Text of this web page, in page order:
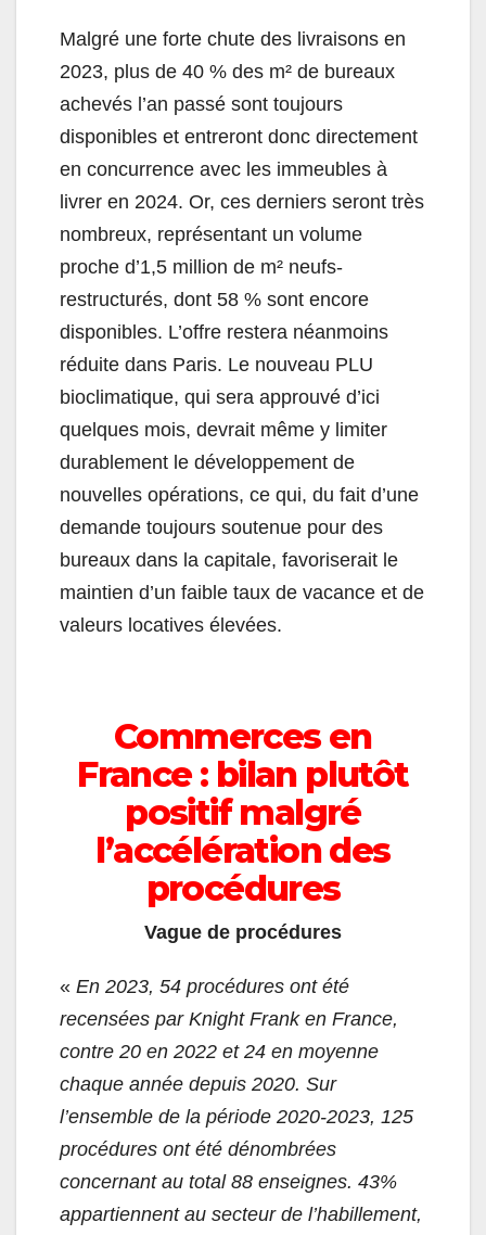
Malgré une forte chute des livraisons en
2023, plus de 40 % des m² de bureaux
achevés l’an passé sont toujours
disponibles et entreront donc directement
en concurrence avec les immeubles à
livrer en 2024. Or, ces derniers seront très
nombreux, représentant un volume
proche d’1,5 million de m² neufs-
restructurés, dont 58 % sont encore
disponibles. L’offre restera néanmoins
réduite dans Paris. Le nouveau PLU
bioclimatique, qui sera approuvé d’ici
quelques mois, devrait même y limiter
durablement le développement de
nouvelles opérations, ce qui, du fait d’une
demande toujours soutenue pour des
bureaux dans la capitale, favoriserait le
maintien d’un faible taux de vacance et de
valeurs locatives élevées.
Commerces en
France : bilan plutôt
positif malgré
l’accélération des
procédures
Vague de procédures
« En 2023, 54 procédures ont été
recensées par Knight Frank en France,
contre 20 en 2022 et 24 en moyenne
chaque année depuis 2020. Sur
l’ensemble de la période 2020-2023, 125
procédures ont été dénombrées
concernant au total 88 enseignes. 43%
appartiennent au secteur de l’habillement,